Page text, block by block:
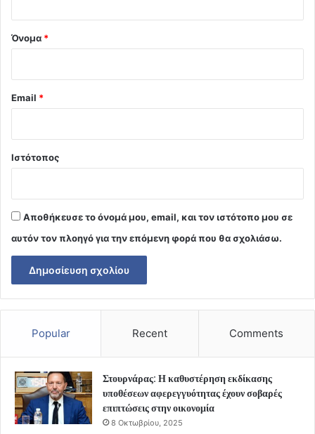
Όνομα *
Email *
Ιστότοπος
Αποθήκευσε το όνομά μου, email, και τον ιστότοπο μου σε
αυτόν τον πλοηγό για την επόμενη φορά που θα σχολιάσω.
Popular Recent Comments
Στουρνάρας: Η καθυστέρηση εκδίκασης
υποθέσεων αφερεγγυότητας έχουν σοβαρές
επιπτώσεις στην οικονομία
8 Οκτωβρίου, 2025